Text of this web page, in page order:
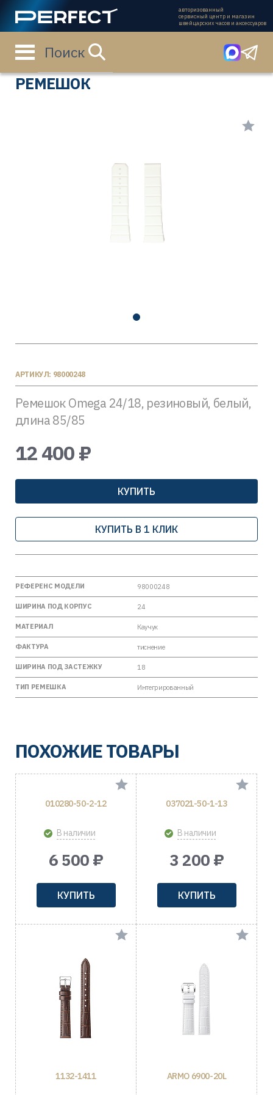
авторизованный
сервисный центр и магазин
швейцарских часов и аксессуаров
Поиск
Главная страница Каталог
РЕМЕШОК
АРТИКУЛ: 98000248
Ремешок Omega 24/18, резиновый, белый,
длина 85/85
12 400 ₽
КУПИТЬ
КУПИТЬ В 1 КЛИК
РЕФЕРЕНС МОДЕЛИ 98000248
ШИРИНА ПОД КОРПУС 24
МАТЕРИАЛ Каучук
ФАКТУРА тиснение
ШИРИНА ПОД ЗАСТЕЖКУ 18
ТИП РЕМЕШКА Интегрированный
ПОХОЖИЕ ТОВАРЫ
010280-50-2-12
В наличии
6 500 ₽
КУПИТЬ
037021-50-1-13
В наличии
3 200 ₽
КУПИТЬ
1132-1411 ARMO 6900-20L